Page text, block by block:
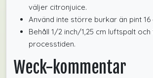
väljer citronjuice.
Använd inte större burkar än pint
Behåll 1/2 inch/1,25 cm luftspalt
processtiden.
Weck-kommentar